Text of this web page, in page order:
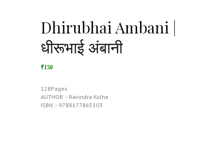
Dhirubhai Ambani |
धीरूभाई अंबानी
₹150
128Pages
AUTHOR :- Ravindra Kolhe
ISBN :- 9788177865103